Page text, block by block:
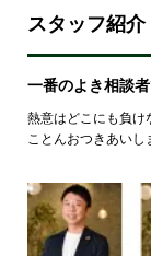
スタッフ紹介
一番のよき相談者
熱意はどこにも負け
ことんおつきあいし